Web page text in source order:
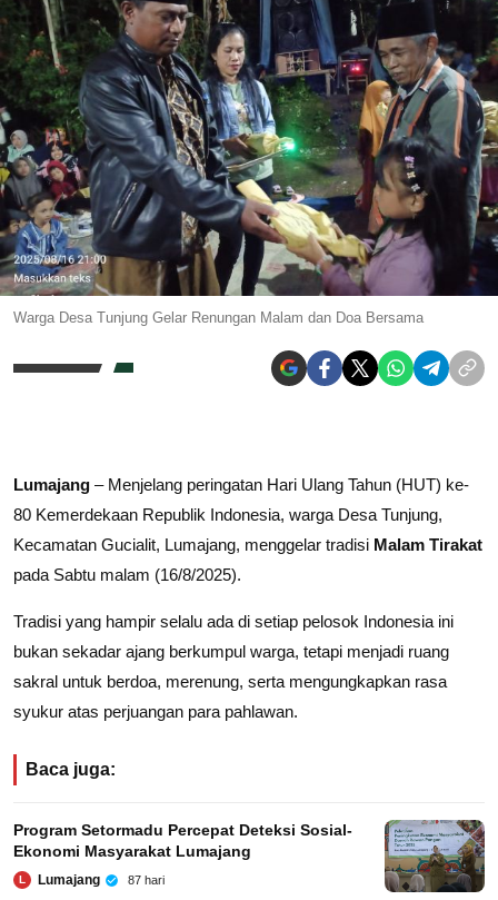
Warga Desa Tunjung Gelar Renungan Malam dan Doa Bersama
Lumajang – Menjelang peringatan Hari Ulang Tahun (HUT) ke-
80 Kemerdekaan Republik Indonesia, warga Desa Tunjung,
Kecamatan Gucialit, Lumajang, menggelar tradisi Malam Tirakat
pada Sabtu malam (16/8/2025).
Tradisi yang hampir selalu ada di setiap pelosok Indonesia ini
bukan sekadar ajang berkumpul warga, tetapi menjadi ruang
sakral untuk berdoa, merenung, serta mengungkapkan rasa
syukur atas perjuangan para pahlawan.
Baca juga:
Program Setormadu Percepat Deteksi Sosial-
Ekonomi Masyarakat Lumajang
L Lumajang 87 hari